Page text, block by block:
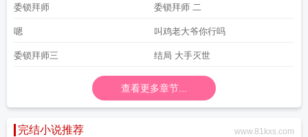
委锁拜师 委锁拜师 二
嗯 叫鸡老大爷你行吗
委锁拜师三 结局 大手灭世
查看更多章节...
完结小说推荐 www.81kxs.com